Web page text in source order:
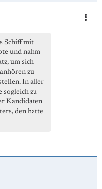
Schiff mit
und nahm
um sich
zu
In aller
sogleich zu
Kandidaten
den hatte